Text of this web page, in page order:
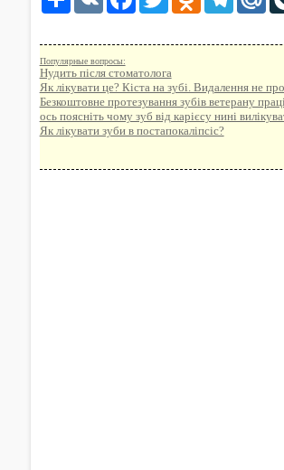
Популярные вопросы:
Нудить після стоматолога
Як лікувати це? Кіста на зубі. Видалення не
Безкоштовне протезування зубів ветерану праці
ось поясніть чому зуб від карієсу нині
Як лікувати зуби в постапокаліпсіс?